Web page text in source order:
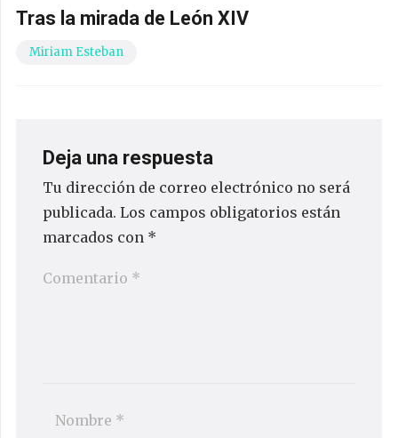
Tras la mirada de León XIV
Miriam Esteban
Deja una respuesta
Tu dirección de correo electrónico no será
publicada. Los campos obligatorios están
marcados con *